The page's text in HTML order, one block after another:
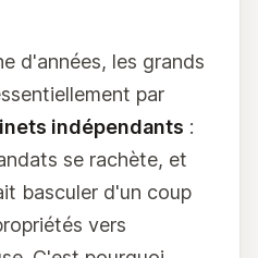
d'années, les grands
par
indépendants :
se rachète, et
basculer d'un coup
vers